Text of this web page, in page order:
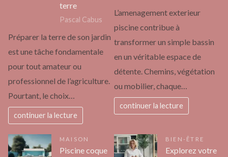
terre
Pascal Cabus
Préparer la terre de son jardin
est une tâche fondamentale
pour tout amateur ou
professionnel de l’agriculture.
Pourtant, le choix…
continuer la lecture
L’amenagement exterieur
piscine contribue à
transformer un simple bassin
en un véritable espace de
détente. Chemins, végétation
ou mobilier, chaque…
continuer la lecture
MAISON
Piscine coque
BIEN-ÊTRE
Explorez votre